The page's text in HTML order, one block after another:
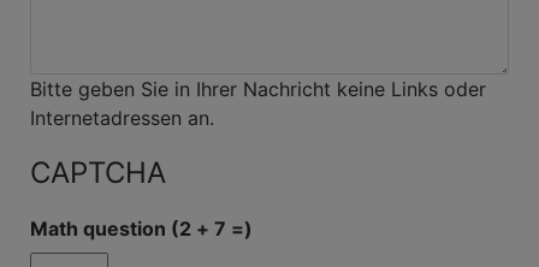
Bitte geben Sie in Ihrer Nachricht keine Links oder
Internetadressen an.
CAPTCHA
Math question (2 + 7 =)